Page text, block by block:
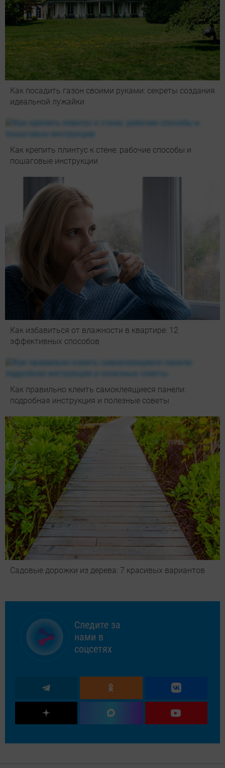
Как посадить газон своими руками: секреты создания
идеальной лужайки
Как крепить плинтус к стене: рабочие способы и
пошаговые инструкции
Как избавиться от влажности в квартире: 12
эффективных способов
Как правильно клеить самоклеящиеся панели:
подробная инструкция и полезные советы
Садовые дорожки из дерева: 7 красивых вариантов
Следите за
нами в
соцсетях